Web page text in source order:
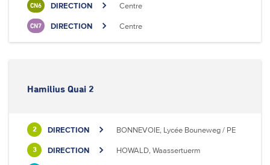
CN6 DIRECTION Centre
CN7 DIRECTION Centre
Hamilius Quai 2
2 DIRECTION BONNEVOIE, Lycée Bouneweg / PE
3 DIRECTION HOWALD, Waassertuerm